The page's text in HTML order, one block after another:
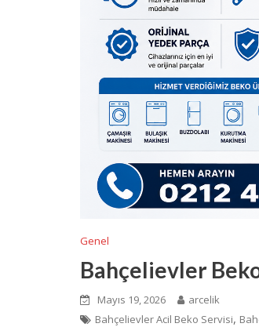
Genel
Bahçelievler
Mayıs 19, 2026
arcelik
Bahçelievler Acil Beko Servisi,